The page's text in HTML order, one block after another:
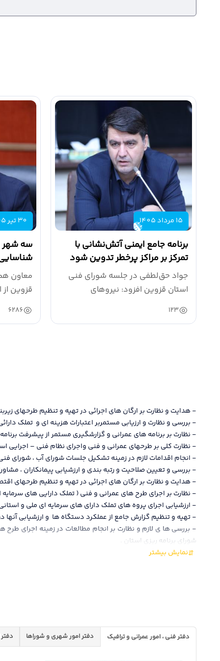
15 مرداد 1405
برنامه جامع ایمنی آتش‌نشانی با
تمرکز بر مراکز پرخطر تدوین شود
جواد حق‌لطفی در جلسه شورای فنی
استان قزوین افزود: نیروهای
آتش‌نشانی طی سال...
123
30 تیر 1405
سه شهر
انتخاب
معاون
قزوین
اتحادیه...
6286
- هدايت و نظارت بر ارگان های اجرائی در تهيه و تنظيم طرحهای
- بررسي و نظارت و ارزيابی مستمربر اعتبارات هزينه ای و تملك
- نظارت بر برنامه هاي عمراني و گزارشگيري مستمر از پيشرفت
- نظارت كلي بر طرحهاي عمراني و فني واجراي نظام فني – اجرايي
- انجام اقدامات لازم در زمينه تشکیل جلسات شوراي آب ، شوراي
- بررسي و تعيين صلاحيت و رتبه بندي و ارزشيابي پيمانكاران ،
- هدايت و نظارت بر ارگان های اجرائی در تهيه و تنظیم طرحهای
- نظارت بر اجرای طرح های عمرانی و فنی ( تملک دارايی های سرمايه
- ارزشيابی اجرای پروه های تملک دارای های سرمايه ای ملی و
- تهيه و تنظيم گزارش جامع از عملکرد دستگاه ها و ارزشيابی آنها
- بررسی ها ی لازم و نظارت بر انجام مطالعات در زمينه اجرای طرح
شورای برنامه ريزی استان .
دفتر فنی ، امور عمرانی و ترافیک دفتر امور شهری و شوراها